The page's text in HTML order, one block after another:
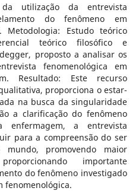
utilização da entrevista
do fenômeno em
Metodologia: Estudo teórico
teórico filosófico e
proposto a analisar os
fenomenológica em
Resultado: Este recurso
proporciona o estar-
na busca da singularidade
a clarificação do fenômeno
enfermagem, a entrevista
para a compreensão do ser
promovendo maior
importante
do fenômeno investigado
fenomenológica.